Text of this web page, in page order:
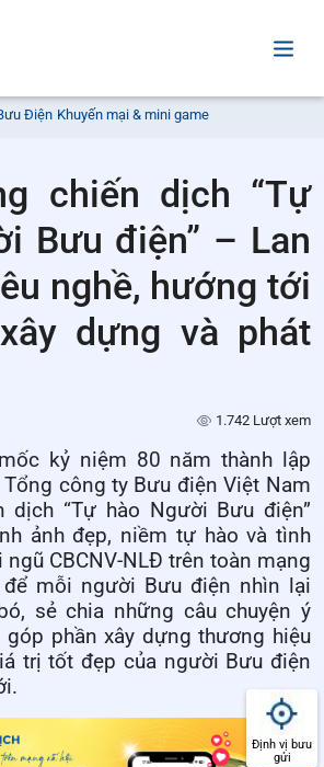
Điện Khuyến mại & mini game
chiến dịch “Tự
Bưu điện” – Lan
nghề, hướng tới
dựng và phát
1.742 Lượt xem
kỷ niệm 80 năm thành lập
công ty Bưu điện Việt Nam
dịch “Tự hào Người Bưu điện”
ảnh đẹp, niềm tự hào và tình
ngũ CBCNV-NLĐ trên toàn mạng
mỗi người Bưu điện nhìn lại
sẻ chia những câu chuyện ý
góp phần xây dựng thương hiệu
trị tốt đẹp của người Bưu điện
Định vị bưu
gửi